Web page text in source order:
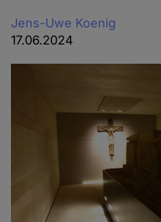
Jens-Uwe Koenig
17.06.2024